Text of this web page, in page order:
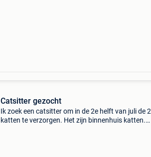
Catsitter gezocht
Ik zoek een catsitter om in de 2e helft van juli de 2
katten te verzorgen. Het zijn binnenhuis katten.